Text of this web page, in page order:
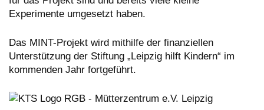
Experimente umgesetzt haben.
Das MINT-Projekt wird mithilfe der finanziellen
Unterstützung der Stiftung „Leipzig hilft Kindern“ im
kommenden Jahr fortgeführt.